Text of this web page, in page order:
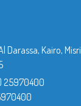
Darassa, Kairo, Misri.
25970400